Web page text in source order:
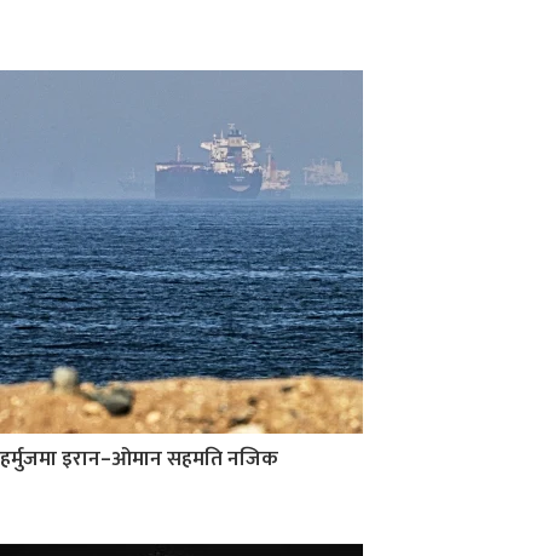
हर्मुजमा इरान–ओमान सहमति नजिक